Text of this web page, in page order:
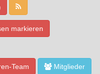
markieren
Team Mitglieder